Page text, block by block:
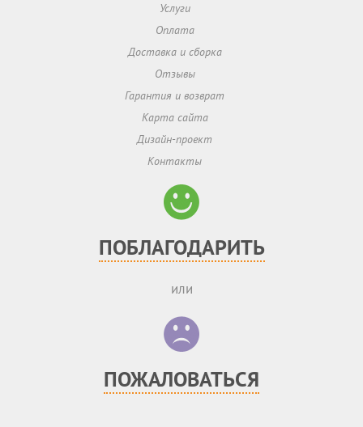
Услуги
Оплата
Доставка и сборка
Отзывы
Гарантия и возврат
Карта сайта
Дизайн-проект
Контакты
ПОБЛАГОДАРИТЬ
или
ПОЖАЛОВАТЬСЯ